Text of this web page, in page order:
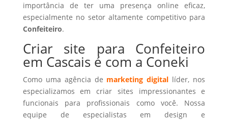
importância de ter uma presença online eficaz,
especialmente no setor altamente competitivo para
Confeiteiro.
Criar site para Confeiteiro
em Cascais é com a Coneki
Como uma agência de marketing digital líder, nos
especializamos em criar sites impressionantes e
funcionais para profissionais como você. Nossa
equipe de especialistas em design e